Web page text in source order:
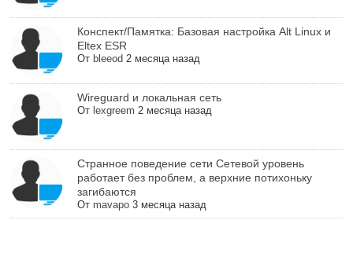
Конспект/Памятка: Базовая настройка Alt Linux и
Eltex ESR
От bleeod 2 месяца назад
Wireguard и локальная сеть
От lexgreem 2 месяца назад
Cтранное поведение сети Сетевой уровень
работает без проблем, а верхние потихоньку
загибаются
От mavapo 3 месяца назад